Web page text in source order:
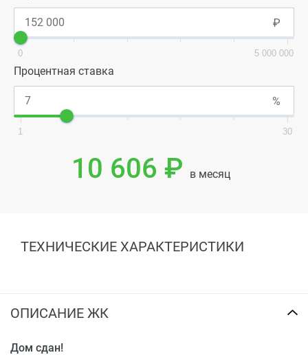
0 5 000 000
Процентная ставка
1 30
10 606 ₽ в месяц
ТЕХНИЧЕСКИЕ ХАРАКТЕРИСТИКИ
ОПИСАНИЕ ЖК
Дом сдан!